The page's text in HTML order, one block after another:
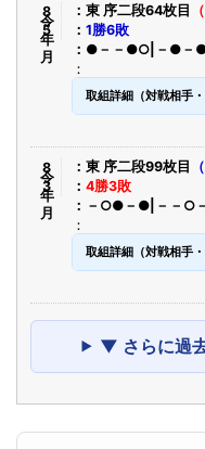
令8年5月 東 序二段64枚目
1勝6敗
●－－●○|－●－
取組詳細（対戦相手・
令8年3月 東 序二段99枚目
4勝3敗
－○●－●|－－○
取組詳細（対戦相手・
▼ さらに過